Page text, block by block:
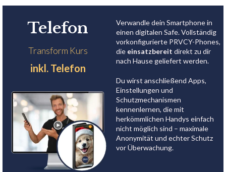
Telefon
Transform Kurs
inkl. Telefon
Verwandle dein Smartphone in
einen digitalen Safe. Vollständig
vorkonfigurierte PRVCY-Phones,
die einsatzbereit direkt zu dir
nach Hause geliefert werden.
Du wirst anschließend Apps,
Einstellungen und
Schutzmechanismen
kennenlernen, die mit
herkömmlichen Handys einfach
nicht möglich sind – maximale
Anonymität und echter Schutz
vor Überwachung.